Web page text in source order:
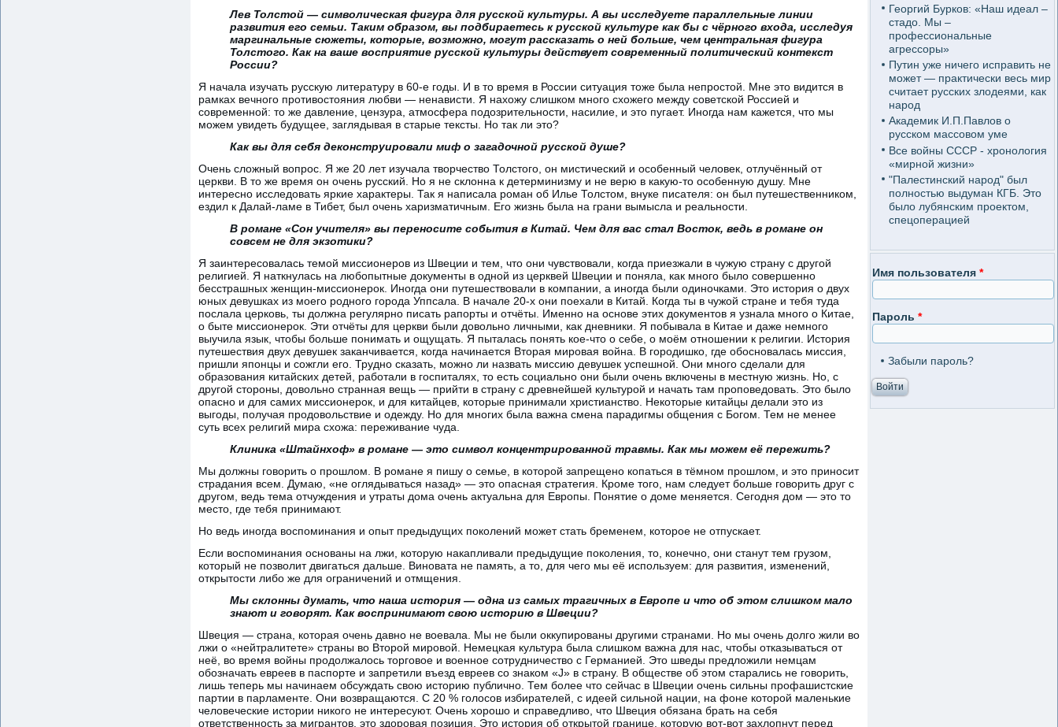
Лев Толстой — символическая фигура для русской культуры. А вы исследуете параллельные линии
развития его семьи. Таким образом, вы подбираетесь к русской культуре как бы с чёрного входа, исследуя
маргинальные сюжеты, которые, возможно, могут рассказать о ней больше, чем центральная фигура
Толстого. Как на ваше восприятие русской культуры действует современный политический контекст
России?
Я начала изучать русскую литературу в 60-е годы. И в то время в России ситуация тоже была непростой. Мне это видится в
рамках вечного противостояния любви — ненависти. Я нахожу слишком много схожего между советской Россией и
современной: то же давление, цензура, атмосфера подозрительности, насилие, и это пугает. Иногда нам кажется, что мы
можем увидеть будущее, заглядывая в старые тексты. Но так ли это?
Как вы для себя деконструировали миф о загадочной русской душе?
Очень сложный вопрос. Я же 20 лет изучала творчество Толстого, он мистический и особенный человек, отлучённый от
церкви. В то же время он очень русский. Но я не склонна к детерминизму и не верю в какую-то особенную душу. Мне
интересно исследовать яркие характеры. Так я написала роман об Илье Толстом, внуке писателя: он был путешественником,
ездил к Далай-ламе в Тибет, был очень харизматичным. Его жизнь была на грани вымысла и реальности.
В романе «Сон учителя» вы переносите события в Китай. Чем для вас стал Восток, ведь в романе он
совсем не для экзотики?
Я заинтересовалась темой миссионеров из Швеции и тем, что они чувствовали, когда приезжали в чужую страну с другой
религией. Я наткнулась на любопытные документы в одной из церквей Швеции и поняла, как много было совершенно
бесстрашных женщин-миссионерок. Иногда они путешествовали в компании, а иногда были одиночками. Это история о двух
юных девушках из моего родного города Уппсала. В начале 20-х они поехали в Китай. Когда ты в чужой стране и тебя туда
послала церковь, ты должна регулярно писать рапорты и отчёты. Именно на основе этих документов я узнала много о Китае,
о быте миссионерок. Эти отчёты для церкви были довольно личными, как дневники. Я побывала в Китае и даже немного
выучила язык, чтобы больше понимать и ощущать. Я пыталась понять кое-что о себе, о моём отношении к религии. История
путешествия двух девушек заканчивается, когда начинается Вторая мировая война. В городишко, где обосновалась миссия,
пришли японцы и сожгли его. Трудно сказать, можно ли назвать миссию девушек успешной. Они много сделали для
образования китайских детей, работали в госпиталях, то есть социально они были очень включены в местную жизнь. Но, с
другой стороны, довольно странная вещь — прийти в страну с древнейшей культурой и начать там проповедовать. Это было
опасно и для самих миссионерок, и для китайцев, которые принимали христианство. Некоторые китайцы делали это из
выгоды, получая продовольствие и одежду. Но для многих была важна смена парадигмы общения с Богом. Тем не менее
суть всех религий мира схожа: переживание чуда.
Клиника «Штайнхоф» в романе — это символ концентрированной травмы. Как мы можем её пережить?
Мы должны говорить о прошлом. В романе я пишу о семье, в которой запрещено копаться в тёмном прошлом, и это приносит
страдания всем. Думаю, «не оглядываться назад» — это опасная стратегия. Кроме того, нам следует больше говорить друг с
другом, ведь тема отчуждения и утраты дома очень актуальна для Европы. Понятие о доме меняется. Сегодня дом — это то
место, где тебя принимают.
Но ведь иногда воспоминания и опыт предыдущих поколений может стать бременем, которое не отпускает.
Если воспоминания основаны на лжи, которую накапливали предыдущие поколения, то, конечно, они станут тем грузом,
который не позволит двигаться дальше. Виновата не память, а то, для чего мы её используем: для развития, изменений,
открытости либо же для ограничений и отмщения.
Мы склонны думать, что наша история — одна из самых трагичных в Европе и что об этом слишком мало
знают и говорят. Как воспринимают свою историю в Швеции?
Швеция — страна, которая очень давно не воевала. Мы не были оккупированы другими странами. Но мы очень долго жили во
лжи о «нейтралитете» страны во Второй мировой. Немецкая культура была слишком важна для нас, чтобы отказываться от
неё, во время войны продолжалось торговое и военное сотрудничество с Германией. Это шведы предложили немцам
обозначать евреев в паспорте и запретили въезд евреев со знаком «J» в страну. В обществе об этом старались не говорить,
лишь теперь мы начинаем обсуждать свою историю публично. Тем более что сейчас в Швеции очень сильны профашистские
партии в парламенте. Они возвращаются. С 20 % голосов избирателей, с идеей сильной нации, на фоне которой маленькие
человеческие истории никого не интересуют. Очень хорошо и справедливо, что Швеция обязана брать на себя
ответственность за мигрантов, это здоровая позиция. Это история об открытой границе, которую вот-вот захлопнут перед
Георгий Бурков: «Наш идеал –
стадо. Мы –
профессиональные
агрессоры»
Путин уже ничего исправить не
может — практически весь мир
считает русских злодеями, как
народ
Академик И.П.Павлов о
русском массовом уме
Все войны СССР - хронология
«мирной жизни»
"Палестинский народ" был
полностью выдуман КГБ. Это
было лубянским проектом,
спецоперацией
Имя пользователя *
Пароль *
Забыли пароль?